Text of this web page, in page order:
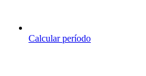
Calcular período